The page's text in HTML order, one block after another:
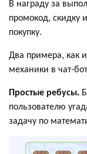
промокод, скидку
покупку.
Два примера, как
механики в чат-
Простые ребусы.
пользователю
задачу по